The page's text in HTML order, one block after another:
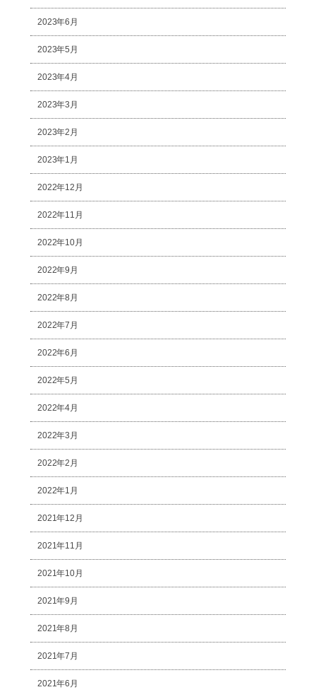
2023年6月
2023年5月
2023年4月
2023年3月
2023年2月
2023年1月
2022年12月
2022年11月
2022年10月
2022年9月
2022年8月
2022年7月
2022年6月
2022年5月
2022年4月
2022年3月
2022年2月
2022年1月
2021年12月
2021年11月
2021年10月
2021年9月
2021年8月
2021年7月
2021年6月